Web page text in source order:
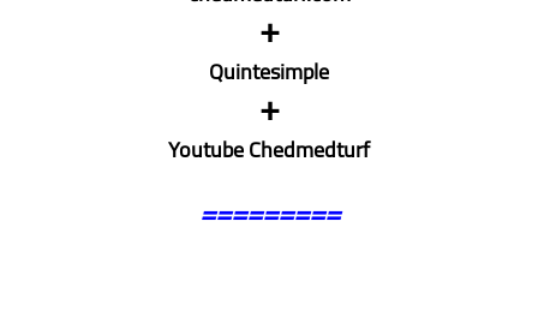
+
Quintesimple
+
Youtube Chedmedturf
=========